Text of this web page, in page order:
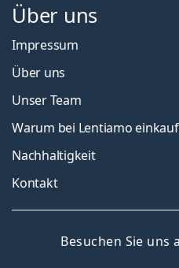
Über uns
Impressum
Über uns
Unser Team
Warum bei Lentiamo
Nachhaltigkeit
Kontakt
Besuchen Sie uns